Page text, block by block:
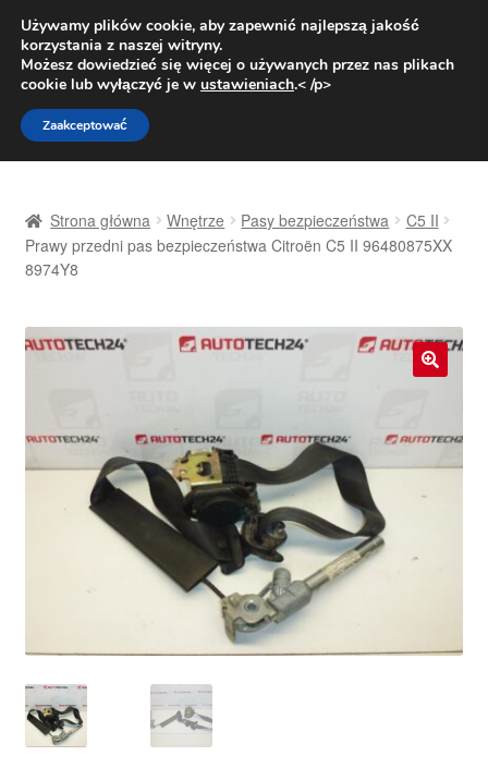
DOSTAWA od 31 zł
Pn.-pt. 9:00-16:00800 003 167
Przejdź
do
nawigacji
Przejdź
do
treści
Dostawa
Kontakt
O nas
Płatności
Polityka prywatności
Skarga
Strona główna Wnętrze Pasy bezpieczeństwa
C5 II
Prawy przedni pas bezpieczeństwa Citroën C5 II 96480875XX
8974Y8
Używamy plików cookie, aby zapewnić najlepszą jakość
korzystania z naszej witryny.
Możesz dowiedzieć się więcej o używanych przez nas plikach
cookie lub wyłączyć je w ustawieniach.< /p>
Zaakceptować